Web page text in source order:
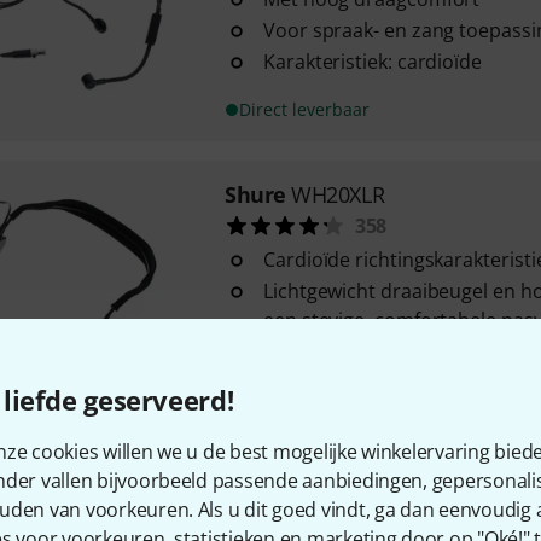
geserveerd!
cookies willen we u de best mogelijke winkelervaring
vallen bijvoorbeeld passende aanbiedingen,
van voorkeuren. Als u dit goed vindt, ga dan
Voor spraak- en zang
Karakteristiek: cardioïde
Direct leverbaar
Shure WH20XLR
358
Cardioïde
Lichtgewicht draaibeugel en
een stevige, comfortabele
Shure SM39-TQG
3